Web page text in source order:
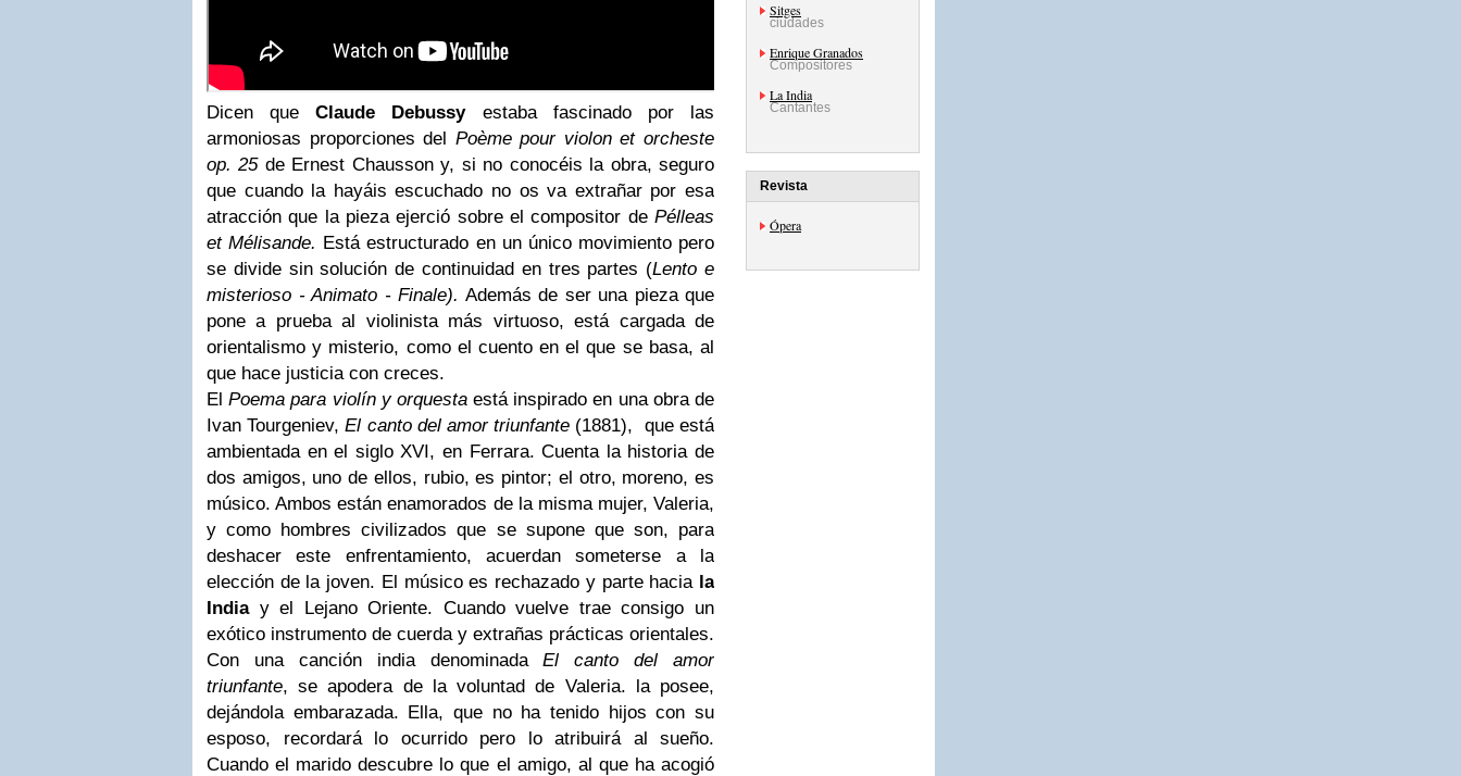
Dicen queClaude Debussyestaba fascinado por las
armoniosas proporciones del Poème pour violon et orcheste
op. 25 de Ernest Chausson y, si no conocéis la obra, seguro
que cuando la hayáis escuchado no os va extrañar por esa
atracción que la pieza ejerció sobre el compositor de Pélleas
et Mélisande. Está estructurado en un único movimiento pero
se divide sin solución de continuidad en tres partes (Lento e
misterioso - Animato - Finale). Además de ser una pieza que
pone a prueba al violinista más virtuoso, está cargada de
orientalismo y misterio, como el cuento en el que se basa, al
que hace justicia con creces.
ElPoema para violín y orquestaestá inspirado en una obra de
Ivan Tourgeniev, El canto del amor triunfante (1881), que está
ambientada en el siglo XVI, en Ferrara. Cuenta la historia de
dos amigos, uno de ellos, rubio, es pintor; el otro, moreno, es
músico. Ambos están enamorados de la misma mujer, Valeria,
y como hombres civilizados que se supone que son, para
deshacer este enfrentamiento, acuerdan someterse a la
elección de la joven. El músico es rechazado y parte hacia la
Indiay el Lejano Oriente. Cuando vuelve trae consigo un
exótico instrumento de cuerda y extrañas prácticas orientales.
Con una canción india denominadaEl canto del amor
triunfante, se apodera de la voluntad de Valeria. la posee,
dejándola embarazada. Ella, que no ha tenido hijos con su
esposo, recordará lo ocurrido pero lo atribuirá al sueño.
Cuando el marido descubre lo que el amigo, al que ha acogió
Sitges
ciudades
Enrique Granados
Compositores
La India
Cantantes
Revista
Ópera